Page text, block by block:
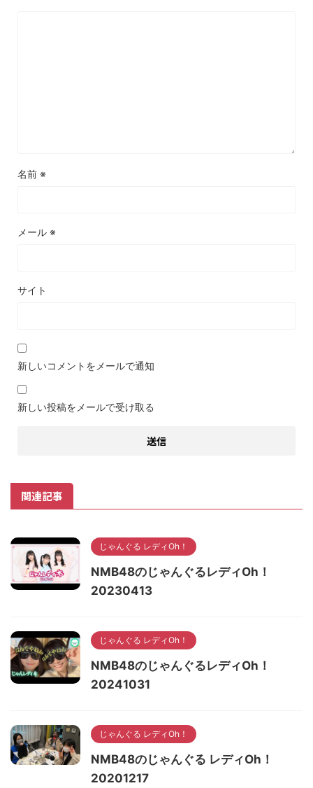
名前 ※
メール ※
サイト
新しいコメントをメールで通知
新しい投稿をメールで受け取る
関連記事
じゃんぐる レディOh！
NMB48のじゃんぐるレディOh！
20230413
じゃんぐる レディOh！
NMB48のじゃんぐるレディOh！
20241031
じゃんぐる レディOh！
NMB48のじゃんぐる レディOh！
20201217